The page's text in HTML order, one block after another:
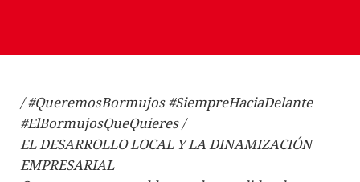
/ #QueremosBormujos #SiempreHaciaDelante
#ElBormujosQueQuieres /
EL DESARROLLO LOCAL Y LA DINAMIZACIÓN
EMPRESARIAL